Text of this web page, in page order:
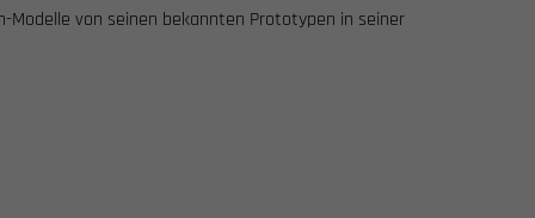
Modelle von seinen bekannten Prototypen in seiner